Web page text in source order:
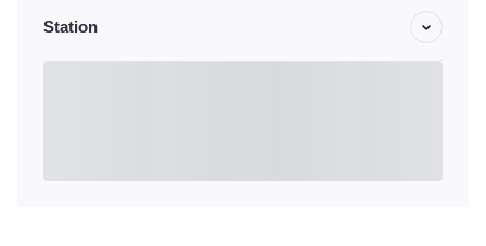
Station